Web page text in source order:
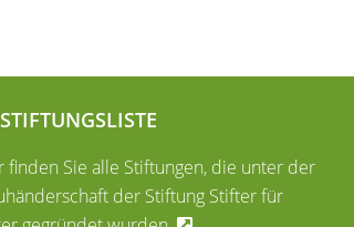
STIFTUNGSLISTE
finden Sie alle Stiftungen, die unter der
der Stiftung Stifter für